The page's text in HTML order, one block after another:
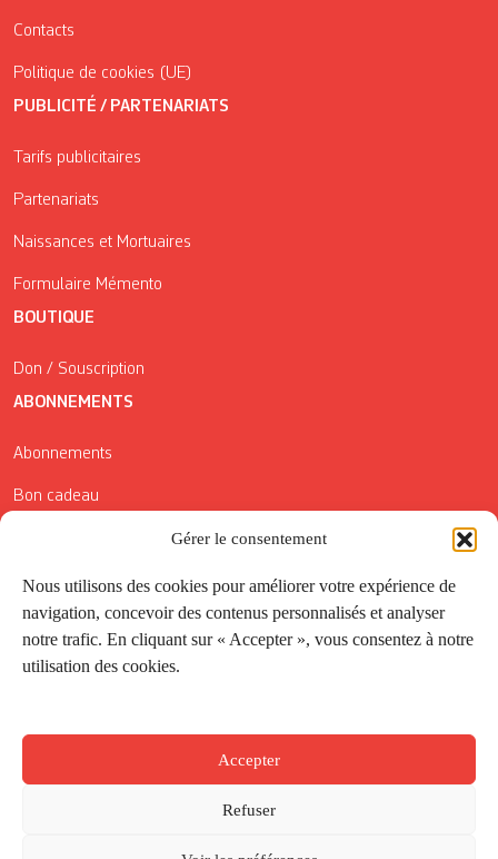
Gérer le consentement
Nous utilisons des cookies pour améliorer votre expérience de
navigation, concevoir des contenus personnalisés et analyser
notre trafic. En cliquant sur « Accepter », vous consentez à notre
utilisation des cookies.
Accepter
Refuser
Contacts
Politique de cookies (UE)
PUBLICITÉ / PARTENARIATS
Tarifs publicitaires
Partenariats
Naissances et Mortuaires
Formulaire Mémento
BOUTIQUE
Don / Souscription
ABONNEMENTS
Abonnements
Bon cadeau
Conditions générales de vente
Réductions de la Carte Côté Courrier
Application